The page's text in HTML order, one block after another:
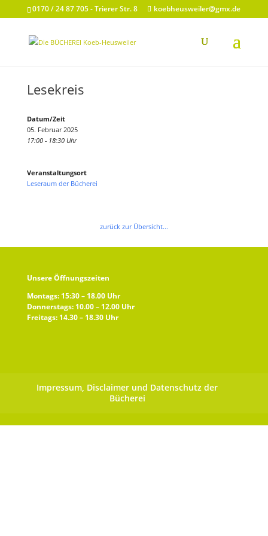
0170 / 24 87 705 - Trierer Str. 8 koebheusweiler@gmx.de
Lesekreis
Datum/Zeit
05. Februar 2025
17:00 - 18:30 Uhr
Veranstaltungsort
Leseraum der Bücherei
zurück zur Übersicht...
Unsere Öffnungszeiten
Montags: 15:30 – 18.00 Uhr
Donnerstags: 10.00 – 12.00 Uhr
Freitags: 14.30 – 18.30 Uhr
Impressum, Disclaimer und Datenschutz der
Bücherei